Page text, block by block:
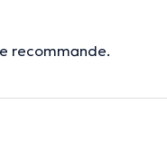
recommande.